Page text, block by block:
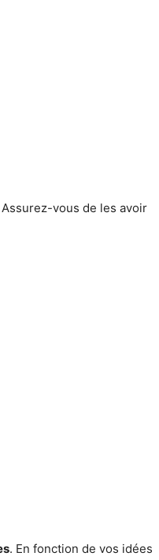
vous de les avoir
. En fonction de vos idées